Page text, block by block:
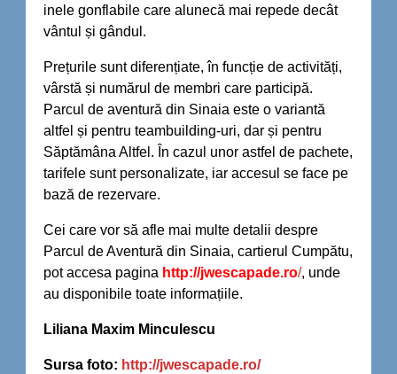
inele gonflabile care alunecă mai repede decât
vântul și gândul.
Prețurile sunt diferențiate, în funcție de activități,
vârstă și numărul de membri care participă.
Parcul de aventură din Sinaia este o variantă
altfel și pentru teambuilding-uri, dar și pentru
Săptămâna Altfel. În cazul unor astfel de pachete,
tarifele sunt personalizate, iar accesul se face pe
bază de rezervare.
Cei care vor să afle mai multe detalii despre
Parcul de Aventură din Sinaia, cartierul Cumpătu,
pot accesa pagina http://jwescapade.ro/, unde
au disponibile toate informațiile.
Liliana Maxim Minculescu
Sursa foto: http://jwescapade.ro/